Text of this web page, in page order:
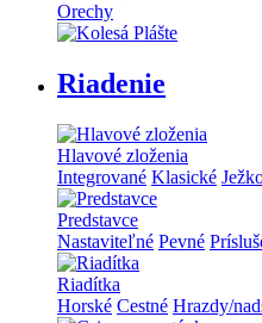
Orechy
Riadenie
Hlavové zloženia
Integrované Klasické
Predstavce
Nastaviteľné Pevné
Riadítka
Horské Cestné Hrazdy/